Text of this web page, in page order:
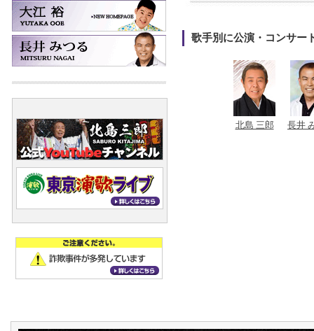
歌手別に公演・コンサー
北島 三郎 長井